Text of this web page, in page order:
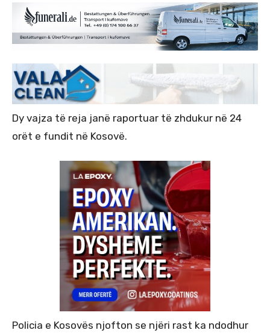
Dy vajza të reja janë raportuar të zhdukur në 24
orët e fundit në Kosovë.
Policia e Kosovës njofton se njëri rast ka ndodhur